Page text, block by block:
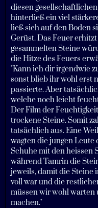
diesen
hinterließ ein viel
ließ sich auf den Boden
Gerüst. Das Feuer
gesammelten Steine
die Hitze des Feuers
"Kann ich dir irgendwie
sonst blieb ihr wohl erst
passierte. Aber
welche noch leicht
Der Film der
trockene Steine. Somit
tatsächlich aus. Eine
wagten die jungen
Schuhe mit den heissen
während Tamrin die
jeweils, damit die Steine
voll war und die
müssen wir wohl warten
machen."